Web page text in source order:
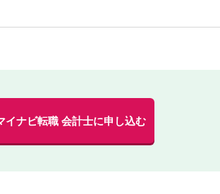
イナビ転職 会計士に申し込む